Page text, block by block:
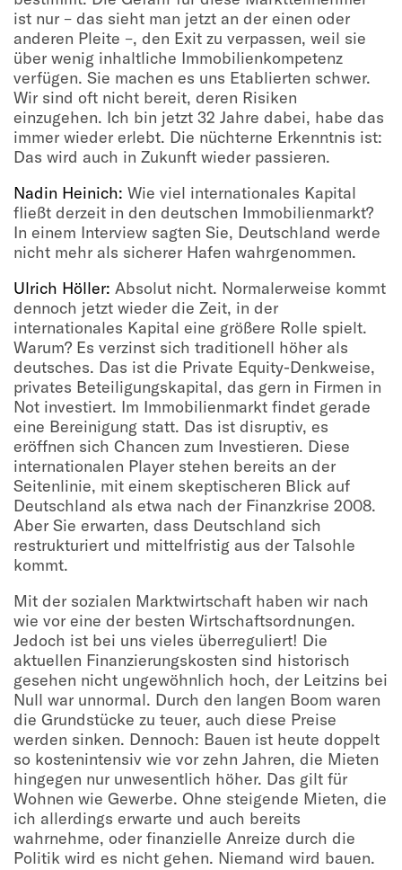
ist nur – das sieht man jetzt an der einen oder
anderen Pleite –, den Exit zu verpassen, weil sie
über wenig inhaltliche Immobilienkompetenz
verfügen. Sie machen es uns Etablierten schwer.
Wir sind oft nicht bereit, deren Risiken
einzugehen. Ich bin jetzt 32 Jahre dabei, habe das
immer wieder erlebt. Die nüchterne Erkenntnis ist:
Das wird auch in Zukunft wieder passieren.
Nadin Heinich: Wie viel internationales Kapital
fließt derzeit in den deutschen Immobilienmarkt?
In einem Interview sagten Sie, Deutschland werde
nicht mehr als sicherer Hafen wahrgenommen.
Ulrich Höller: Absolut nicht. Normalerweise kommt
dennoch jetzt wieder die Zeit, in der
internationales Kapital eine größere Rolle spielt.
Warum? Es verzinst sich traditionell höher als
deutsches. Das ist die Private Equity-Denkweise,
privates Beteiligungskapital, das gern in Firmen in
Not investiert. Im Immobilienmarkt findet gerade
eine Bereinigung statt. Das ist disruptiv, es
eröffnen sich Chancen zum Investieren. Diese
internationalen Player stehen bereits an der
Seitenlinie, mit einem skeptischeren Blick auf
Deutschland als etwa nach der Finanzkrise 2008.
Aber Sie erwarten, dass Deutschland sich
restrukturiert und mittelfristig aus der Talsohle
kommt.
Mit der sozialen Marktwirtschaft haben wir nach
wie vor eine der besten Wirtschaftsordnungen.
Jedoch ist bei uns vieles überreguliert! Die
aktuellen Finanzierungskosten sind historisch
gesehen nicht ungewöhnlich hoch, der Leitzins bei
Null war unnormal. Durch den langen Boom waren
die Grundstücke zu teuer, auch diese Preise
werden sinken. Dennoch: Bauen ist heute doppelt
so kostenintensiv wie vor zehn Jahren, die Mieten
hingegen nur unwesentlich höher. Das gilt für
Wohnen wie Gewerbe. Ohne steigende Mieten, die
ich allerdings erwarte und auch bereits
wahrnehme, oder finanzielle Anreize durch die
Politik wird es nicht gehen. Niemand wird bauen.